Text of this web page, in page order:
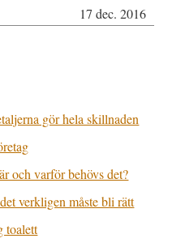
17 dec. 2016
gör hela skillnaden
och varför behövs det?
verkligen måste bli rätt
toalett